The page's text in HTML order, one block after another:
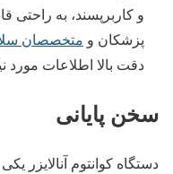
و کاربرپسند، به راحتی
پزشکان و متخصصان
دقت بالا اطلاعات مورد
سخن پایانی
دستگاه کوانتوم آنالایزر